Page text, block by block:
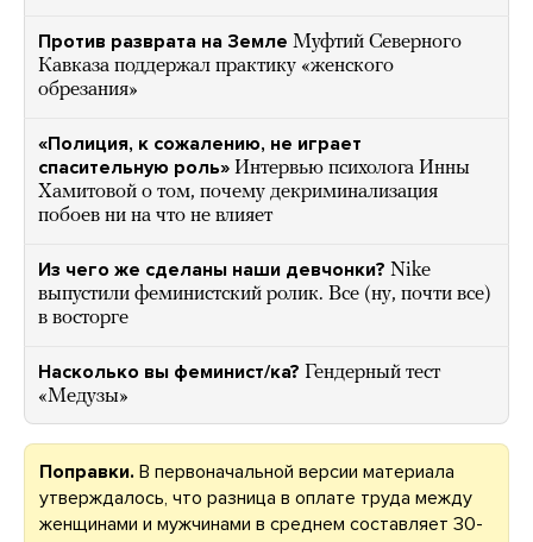
Против разврата на Земле Муфтий Северного
Кавказа поддержал практику «женского
обрезания»
«Полиция, к сожалению, не играет
спасительную роль» Интервью психолога Инны
Хамитовой о том, почему декриминализация
побоев ни на что не влияет
Из чего же сделаны наши девчонки? Nike
выпустили феминистский ролик. Все (ну, почти все)
в восторге
Насколько вы феминист/ка? Гендерный тест
«Медузы»
Поправки. В первоначальной версии материала
утверждалось, что разница в оплате труда между
женщинами и мужчинами в среднем составляет 30-